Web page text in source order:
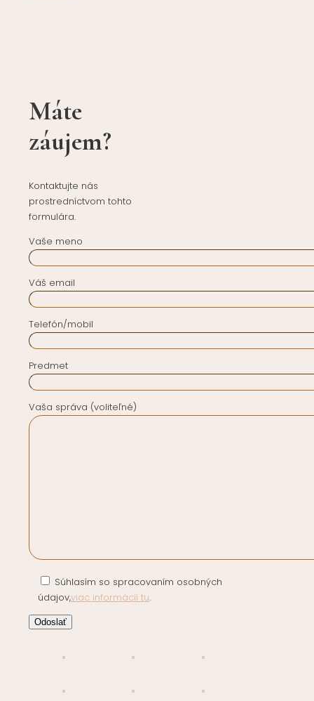
Máte
záujem?
Kontaktujte nás
prostredníctvom tohto
formulára.
Vaše meno
Váš email
Telefón/mobil
Predmet
Vaša správa (voliteľné)
Súhlasím so spracovaním osobných
údajov,viac informácií tu.